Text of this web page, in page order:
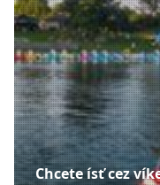
Chcete ísť cez